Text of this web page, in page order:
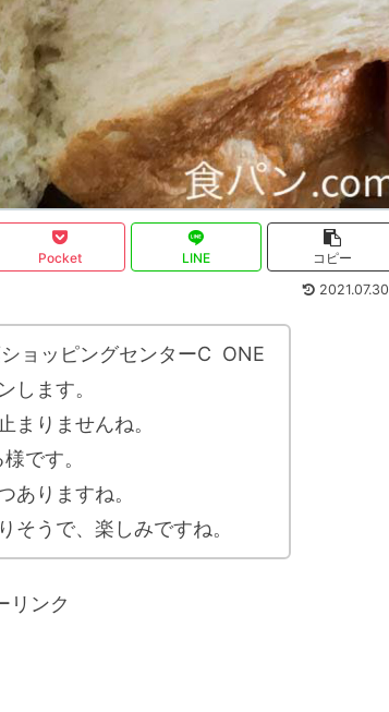
Pocket LINE
コピー
2021.07.30
ョッピングセンターC ONE
します。
まりませんね。
です。
ありますね。
そうで、楽しみですね。
リンク